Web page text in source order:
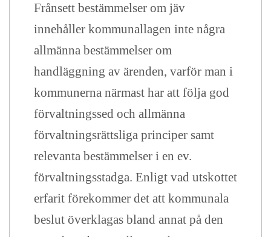
Frånsett bestämmelser om jäv
innehåller kommunallagen inte några
allmänna bestämmelser om
handläggning av ärenden, varför man i
kommunerna närmast har att följa god
förvaltningssed och allmänna
förvaltningsrättsliga principer samt
relevanta bestämmelser i en ev.
förvaltningsstadga. Enligt vad utskottet
erfarit förekommer det att kommunala
beslut överklagas bland annat på den